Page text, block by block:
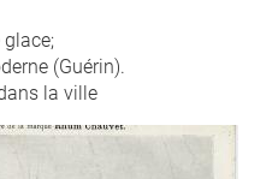
(Guérin).
la ville